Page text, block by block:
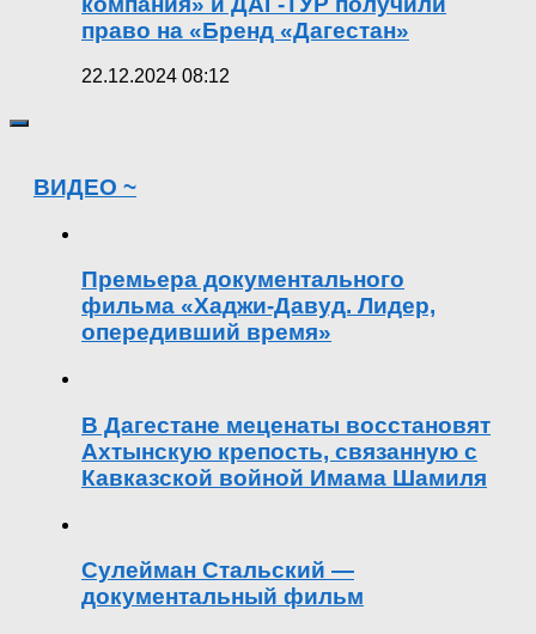
право на «Бренд «Дагестан»
22.12.2024 08:12
ВИДЕО ~
Премьера документального
фильма «Хаджи-Давуд. Лидер,
опередивший время»
В Дагестане меценаты восстановят
Ахтынскую крепость, связанную с
Кавказской войной Имама Шамиля
Сулейман Стальский —
документальный фильм